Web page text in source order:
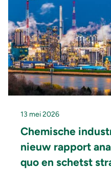
13 mei 2026
Chemische
nieuw rapport
quo en schetst